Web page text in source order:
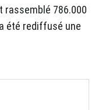
rassemblé 786.000
été rediffusé une